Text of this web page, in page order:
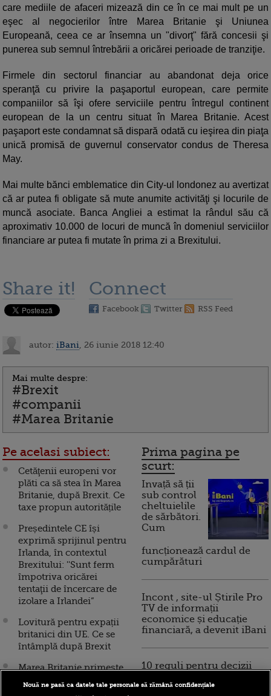
care mediile de afaceri mizează din ce în ce mai mult pe un
eşec al negocierilor între Marea Britanie şi Uniunea
Europeană, ceea ce ar însemna un "divorţ" fără concesii şi
punerea sub semnul întrebării a oricărei perioade de tranziţie.
Firmele din sectorul financiar au abandonat deja orice
speranţă cu privire la paşaportul european, care permite
companiilor să îşi ofere serviciile pentru întregul continent
european de la un centru situat în Marea Britanie. Acest
paşaport este condamnat să dispară odată cu ieşirea din piaţa
unică promisă de guvernul conservator condus de Theresa
May.
Mai multe bănci emblematice din City-ul londonez au avertizat
că ar putea fi obligate să mute anumite activităţi şi locurile de
muncă asociate. Banca Angliei a estimat la rândul său că
aproximativ 10.000 de locuri de muncă în domeniul serviciilor
financiare ar putea fi mutate în prima zi a Brexitului.
Share it! Connect
Facebook Twitter RSS Feed
autor: iBani , 26 iunie 2018 12:40
Mai multe despre:
#Brexit
#companii
#Marea Britanie
Pe acelasi subiect:
Cetăţenii europeni vor
plăti ca să stea în Marea
Britanie, după Brexit. Ce
taxe propun autoritățile
Președintele CE își
exprimă sprijinul pentru
Irlanda, în contextul
Brexitului: ''Sunt ferm
împotriva oricărei
tentaţii de încercare de
izolare a Irlandei”
Lovitură pentru expații
britanici din UE. Ce se
întâmplă după Brexit
Marea Britanie primește
încă o lovitură după
Prima pagina pe
scurt:
Invață să ții
sub control
cheltuielile
de sărbători.
Cum
funcționează cardul de
cumpărături
Incont , site-ul Știrile Pro
TV de informații
economice și educație
financiară, a devenit iBani
10 reguli pentru decizii
Nouă ne pasă ca datele tale personale să rămână confidențiale